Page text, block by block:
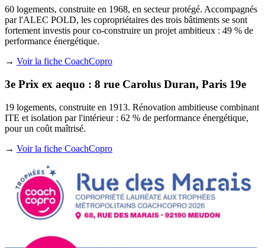
60 logements, construite en 1968, en secteur protégé. Accompagnés
par l'ALEC POLD, les copropriétaires des trois bâtiments se sont
fortement investis pour co-construire un projet ambitieux : 49 % de
performance énergétique.
→ Voir la fiche CoachCopro
3e Prix ex aequo : 8 rue Carolus Duran, Paris 19e
19 logements, construite en 1913. Rénovation ambitieuse combinant
ITE et isolation par l'intérieur : 62 % de performance énergétique,
pour un coût maîtrisé.
→ Voir la fiche CoachCopro